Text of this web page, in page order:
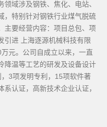
域涉及钢铁、焦化、电站、
，特别针对钢铁行业煤气脱硫
主要经营内容：项目总包、项
引进 上海逐源机械科技有限
元。公司自成立以来，一直
降温等工艺的研发及设备设计
3项发明专利，15项软件著
认证，高新技术企业认证，